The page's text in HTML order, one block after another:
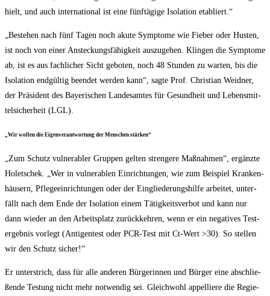
hielt, und auch inter­na­tio­nal ist eine fünf­tä­gi­ge Iso­la­ti­on etabliert.“
„Bestehen nach fünf Tagen noch aku­te Sym­pto­me wie Fie­ber oder Hus­ten,
ist noch von einer Anste­ckungs­fä­hig­keit aus­zu­ge­hen. Klin­gen die Sym­pto­me
ab, ist es aus fach­li­cher Sicht gebo­ten, noch 48 Stun­den zu war­ten, bis die
Iso­la­ti­on end­gül­tig been­det wer­den kann“, sag­te Prof. Chris­ti­an Weid­ner,
der Prä­si­dent des Baye­ri­schen Lan­des­am­tes für Gesund­heit und Lebens­mit­
tel­si­cher­heit (LGL).
„Wir wol­len die Eigen­ver­ant­wor­tung der Men­schen stärken“
„Zum Schutz vul­nerabler Grup­pen gel­ten stren­ge­re Maß­nah­men“, ergänz­te
Holet­schek. „Wer in vul­ner­ablen Ein­rich­tun­gen, wie zum Bei­spiel Kran­ken­
häu­sern, Pfle­ge­ein­rich­tun­gen oder der Ein­glie­de­rungs­hil­fe arbei­tet, unter­
fällt nach dem Ende der Iso­la­ti­on einem Tätig­keits­ver­bot und kann nur
dann wie­der an den Arbeits­platz zurück­keh­ren, wenn er ein nega­ti­ves Test­
ergeb­nis vor­legt (Anti­gen­test oder PCR-Test mit Ct-Wert >30). So stel­len
wir den Schutz sicher!“
Er unter­strich, dass für alle ande­ren Bür­ge­rin­nen und Bür­ger eine abschlie­
ßen­de Tes­tung nicht mehr not­wen­dig sei. Gleich­wohl appel­lie­re die Regie­